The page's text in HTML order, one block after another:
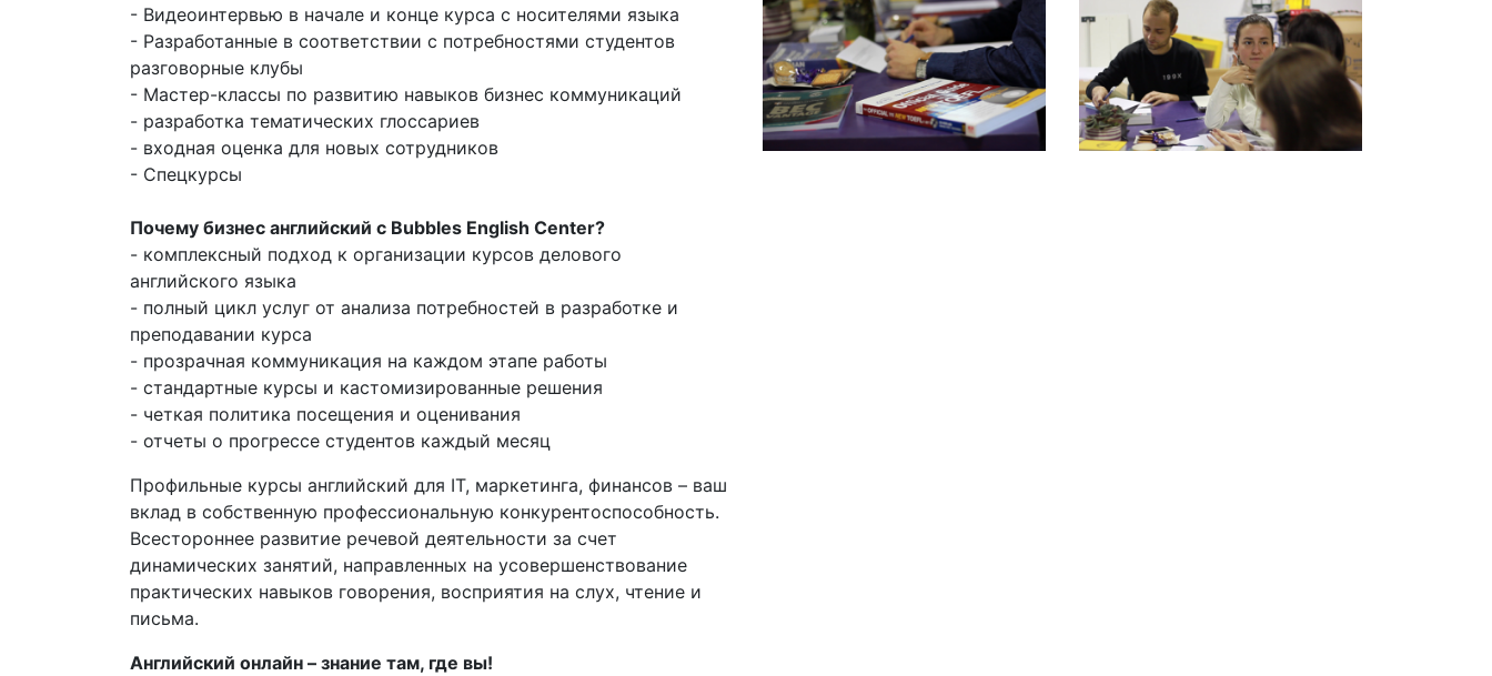
- Видеоинтервью в начале и конце курса с носителями языка
- Разработанные в соответствии с потребностями студентов
разговорные клубы
- Мастер-классы по развитию навыков бизнес коммуникаций
- разработка тематических глоссариев
- входная оценка для новых сотрудников
- Спецкурсы
Почему бизнес английский с Bubbles English Center?
- комплексный подход к организации курсов делового
английского языка
- полный цикл услуг от анализа потребностей в разработке и
преподавании курса
- прозрачная коммуникация на каждом этапе работы
- стандартные курсы и кастомизированные решения
- четкая политика посещения и оценивания
- отчеты о прогрессе студентов каждый месяц
Профильные курсы английский для IT, маркетинга, финансов – ваш
вклад в собственную профессиональную конкурентоспособность.
Всестороннее развитие речевой деятельности за счет
динамических занятий, направленных на усовершенствование
практических навыков говорения, восприятия на слух, чтение и
письма.
Английский онлайн – знание там, где вы!